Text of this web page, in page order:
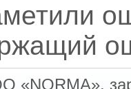
«NORMA»,